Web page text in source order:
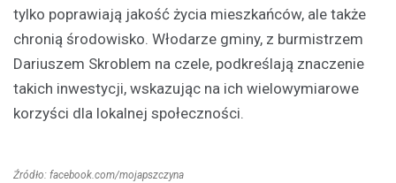
tylko poprawiają jakość życia mieszkańców, ale także
chronią środowisko. Włodarze gminy, z burmistrzem
Dariuszem Skroblem na czele, podkreślają znaczenie
takich inwestycji, wskazując na ich wielowymiarowe
korzyści dla lokalnej społeczności.
Źródło: facebook.com/mojapszczyna